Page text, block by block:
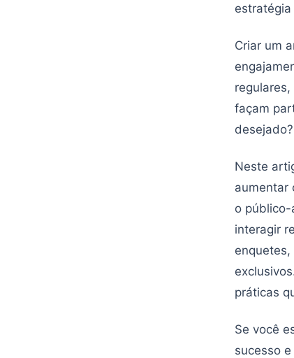
Criar um
façam
desejado?
Neste
aumentar
o
interagir
práticas
Se você
sucesso